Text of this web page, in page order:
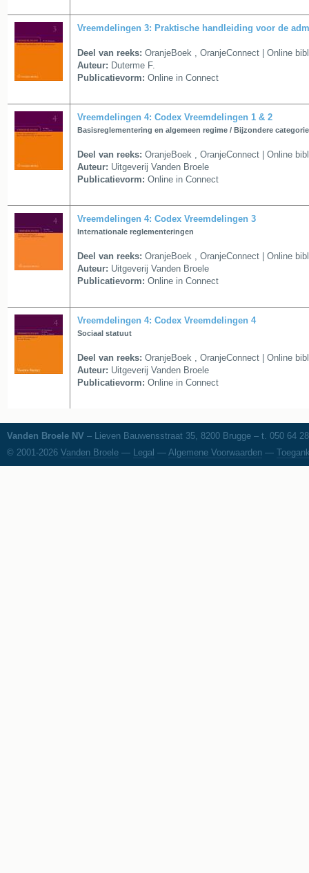
Vreemdelingen 3: Praktische handleiding voor de
Deel van reeks: OranjeBoek , OranjeConnect | Online
Auteur: Duterme F.
Publicatievorm: Online in Connect
Vreemdelingen 4: Codex Vreemdelingen 1 & 2
Basisreglementering en algemeen regime / Bijzondere
Deel van reeks: OranjeBoek , OranjeConnect | Online
Auteur: Uitgeverij Vanden Broele
Publicatievorm: Online in Connect
Vreemdelingen 4: Codex Vreemdelingen 3
Internationale reglementeringen
Deel van reeks: OranjeBoek , OranjeConnect | Online
Auteur: Uitgeverij Vanden Broele
Publicatievorm: Online in Connect
Vreemdelingen 4: Codex Vreemdelingen 4
Sociaal statuut
Deel van reeks: OranjeBoek , OranjeConnect | Online
Auteur: Uitgeverij Vanden Broele
Publicatievorm: Online in Connect
Vanden Broele NV – Lieven Bauwensstraat 35, 8200 Brugge – t. 050 64
© 2001-2026 Vanden Broele — Legal — Algemene Voorwaarden —